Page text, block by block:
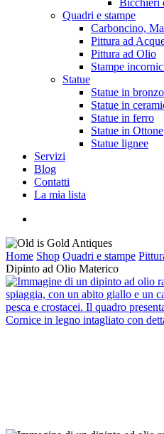
Bicchieri
Quadri e stampe
Carboncino,
Pittura ad
Pittura ad Olio
Stampe
Statue
Statue in bronzo
Statue in
Statue in ferro
Statue in Ottone
Statue lignee
Servizi
Blog
Contatti
La mia lista
Home Shop Quadri e stampe
Dipinto ad Olio Materico